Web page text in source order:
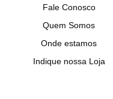
Fale Conosco
Quem Somos
Onde estamos
Indique nossa Loja